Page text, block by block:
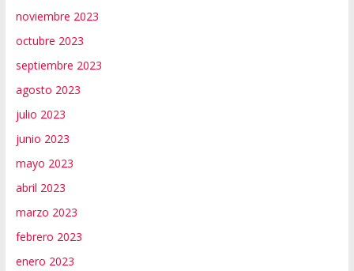
noviembre 2023
octubre 2023
septiembre 2023
agosto 2023
julio 2023
junio 2023
mayo 2023
abril 2023
marzo 2023
febrero 2023
enero 2023